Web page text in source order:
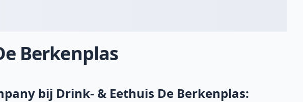
Berkenplas
bij Drink- & Eethuis De Berkenplas: